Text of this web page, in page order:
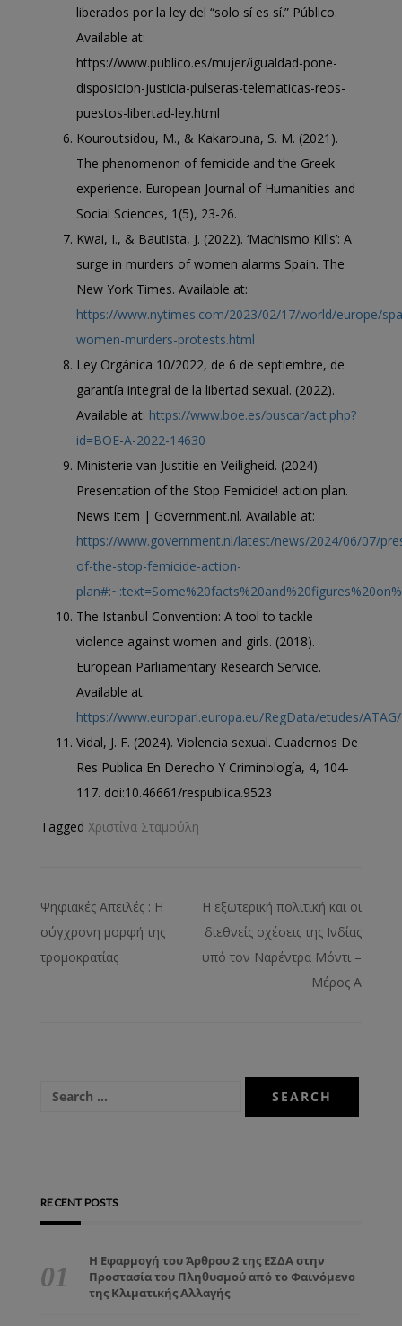
liberados por la ley del “solo sí es sí.” Público.
Available at:
https://www.publico.es/mujer/igualdad-pone-
disposicion-justicia-pulseras-telematicas-reos-
puestos-libertad-ley.html
Kouroutsidou, M., & Kakarouna, S. M. (2021).
The phenomenon of femicide and the Greek
experience. European Journal of Humanities and
Social Sciences, 1(5), 23-26.
Kwai, I., & Bautista, J. (2022). ‘Machismo Kills’: A
surge in murders of women alarms Spain. The
New York Times. Available at:
https://www.nytimes.com/2023/02/17/world/europe/
women-murders-protests.html
Ley Orgánica 10/2022, de 6 de septiembre, de
garantía integral de la libertad sexual. (2022).
Available at: https://www.boe.es/buscar/act.php?
id=BOE-A-2022-14630
Ministerie van Justitie en Veiligheid. (2024).
Presentation of the Stop Femicide! action plan.
News Item | Government.nl. Available at:
https://www.government.nl/latest/news/2024/06/07/
of-the-stop-femicide-action-
The Istanbul Convention: A tool to tackle
violence against women and girls. (2018).
European Parliamentary Research Service.
Available at:
https://www.europarl.europa.eu/RegData/etudes/
Vidal, J. F. (2024). Violencia sexual. Cuadernos De
Res Publica En Derecho Y Criminología, 4, 104-
117. doi:10.46661/respublica.9523
Tagged Χριστίνα Σταμούλη
Ψηφιακές Απειλές : Η
σύγχρονη μορφή της
τρομοκρατίας
Η εξωτερική πολιτική και οι
διεθνείς σχέσεις της Ινδίας
υπό τον Ναρέντρα Μόντι –
Μέρος Α
RECENT POSTS
Η Εφαρμογή του Άρθρου 2 της ΕΣΔΑ στην
Προστασία του Πληθυσμού από το Φαινόμενο
της Κλιματικής Αλλαγής